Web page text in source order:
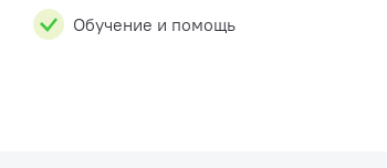
Обучение и помощь